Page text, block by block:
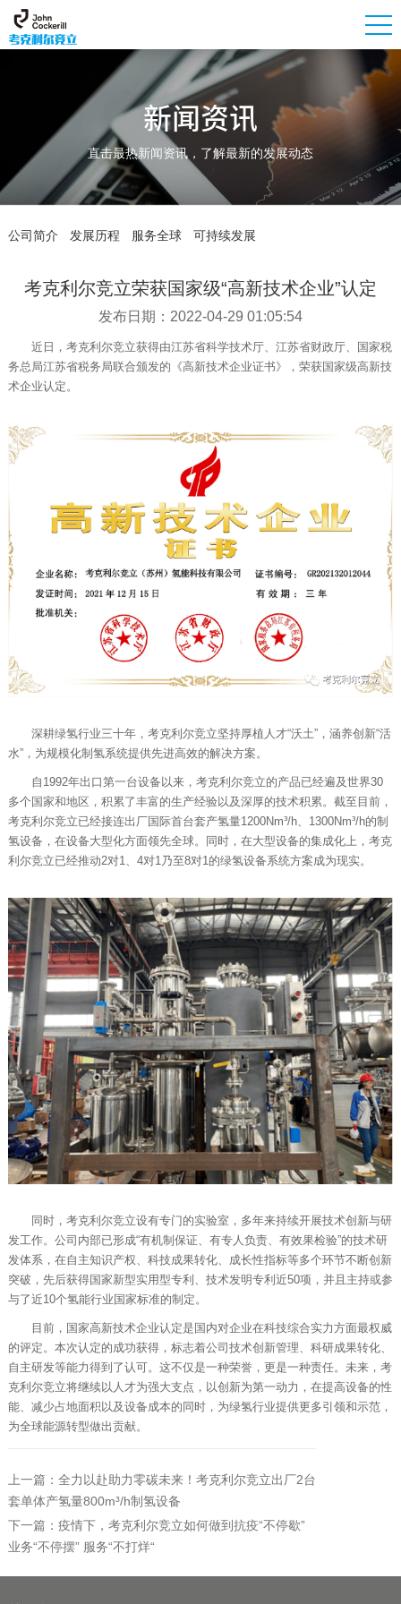
新闻资讯
直击最热新闻资讯，了解最新的发展动态
公司简介 发展历程 服务全球 可持续发展
考克利尔竞立荣获国家级“高新技术企业”认定
发布日期：2022-04-29 01:05:54
近日，考克利尔竞立获得由江苏省科学技术厅、江苏省财政厅、国家税
务总局江苏省税务局联合颁发的《高新技术企业证书》，荣获国家级高新技
术企业认定。
深耕绿氢行业三十年，考克利尔竞立坚持厚植人才“沃土”，涵养创新“活
水”，为规模化制氢系统提供先进高效的解决方案。
自1992年出口第一台设备以来，考克利尔竞立的产品已经遍及世界30
多个国家和地区，积累了丰富的生产经验以及深厚的技术积累。截至目前，
考克利尔竞立已经接连出厂国际首台套产氢量1200Nm³/h、1300Nm³/h的制
氢设备，在设备大型化方面领先全球。同时，在大型设备的集成化上，考克
利尔竞立已经推动2对1、4对1乃至8对1的绿氢设备系统方案成为现实。
同时，考克利尔竞立设有专门的实验室，多年来持续开展技术创新与研
发工作。公司内部已形成“有机制保证、有专人负责、有效果检验”的技术研
发体系，在自主知识产权、科技成果转化、成长性指标等多个环节不断创新
突破，先后获得国家新型实用型专利、技术发明专利近50项，并且主持或参
与了近10个氢能行业国家标准的制定。
目前，国家高新技术企业认定是国内对企业在科技综合实力方面最权威
的评定。本次认定的成功获得，标志着公司技术创新管理、科研成果转化、
自主研发等能力得到了认可。这不仅是一种荣誉，更是一种责任。未来，考
克利尔竞立将继续以人才为强大支点，以创新为第一动力，在提高设备的性
能、减少占地面积以及设备成本的同时，为绿氢行业提供更多引领和示范，
为全球能源转型做出贡献。
上一篇：全力以赴助力零碳未来！考克利尔竞立出厂2台
套单体产氢量800m³/h制氢设备
下一篇：疫情下，考克利尔竞立如何做到抗疫“不停歇”
业务“不停摆” 服务“不打烊“